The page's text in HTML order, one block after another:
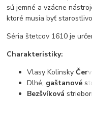
sú jemné a vzácne
ktoré musia byť
Séria štetcov 1610 je
Charakteristiky:
Vlasy Kolinsky
Dlhé, gaštanové
Bezšvíková